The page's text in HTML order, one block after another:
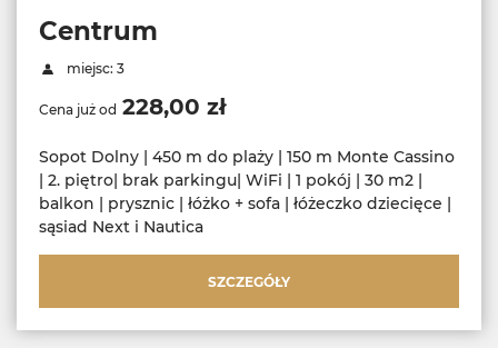
Centrum
miejsc: 3
Cena już od 228,00 zł
Sopot Dolny | 450 m do plaży | 150 m Monte Cassino
| 2. piętro| brak parkingu| WiFi | 1 pokój | 30 m2 |
balkon | prysznic | łóżko + sofa | łóżeczko dziecięce |
sąsiad Next i Nautica
SZCZEGÓŁY